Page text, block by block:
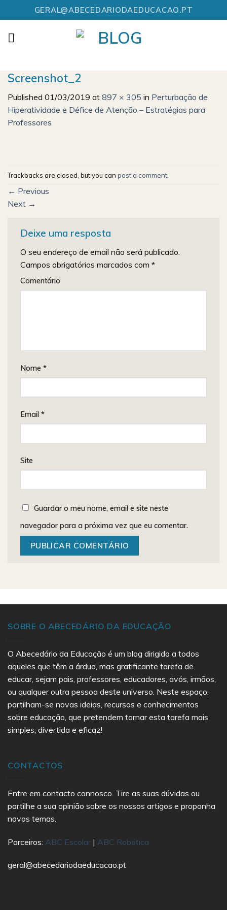
to
content
GERAL@ABECEDARIODAEDUCACAO.PT
Screenshot_2
Published 01/03/2019 at 897 × 305 in Perturbação de
Hiperatividade e Défice de Atenção – Estratégias para
Professores
Trackbacks are closed, but you can post a comment
← Previous
Next →
Deixe uma resposta
O seu endereço de email não será publicado.
Campos obrigatórios marcados com *
Comentário
Nome *
Email *
Site
Guardar o meu nome, email e site neste
navegador para a próxima vez que eu comentar.
SOBRE O ABECEDÁRIO DA EDUCAÇÃO
O Abecedário da Educação é um blog dirigido a todos
aqueles que têm a árdua, mas gratificante tarefa de
educar, sejam pais, professores, educadores, avós, irmãos,
ou qualquer outra pessoa deste universo. Neste espaço,
partilham-se novas ideias, recursos e conhecimentos
sobre educação, que pretendem tornar esta tarefa mais
simples, divertida e eficaz!
CONTACTOS
Entre em contacto connosco. Tire as suas dúvidas ou
partilhe a sua opinião sobre os nossos artigos e proponha
novos temas.
Parceiros: ABC Escolar | ABC Robótica
geral@abecedariodaeducacao.pt